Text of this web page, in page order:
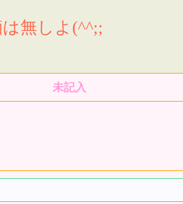
無しよ(^^;;
未記入